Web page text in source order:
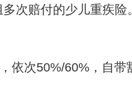
次赔付的少儿重疾险。
依次50%/60%，自带